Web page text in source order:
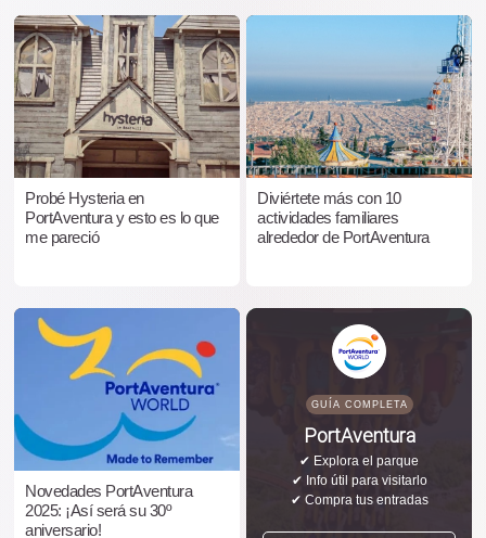
Probé Hysteria en
PortAventura y esto es lo que
me pareció
Diviértete más con 10
actividades familiares
alrededor de PortAventura
Novedades PortAventura
2025: ¡Así será su 30º
aniversario!
GUÍA COMPLETA
PortAventura
✔ Explora el parque
✔ Info útil para visitarlo
✔ Compra tus entradas